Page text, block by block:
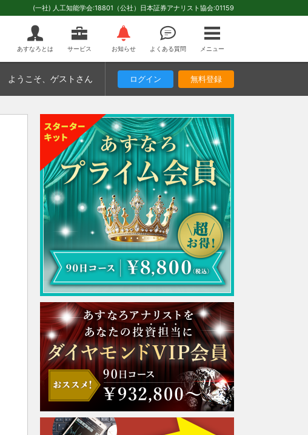
(一社) 人工知能学会:18801（公社）日本証券アナリスト協会:01159
あすなろとは サービス お知らせ よくある質問 メニュー
ようこそ 、ゲストさん ログイン 無料登録